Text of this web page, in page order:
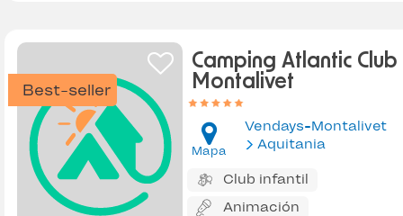
Best-seller
Camping Atlantic Club
Montalivet
Mapa
Vendays-Montalivet
Aquitania
Club infantil
Animación